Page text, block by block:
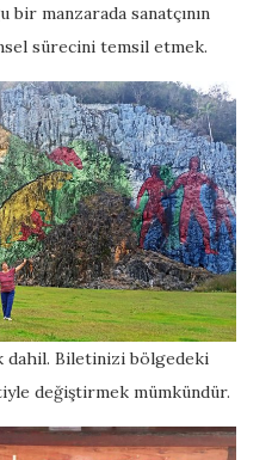
manzarada sanatçının
sürecini temsil etmek.
dahil. Biletinizi bölgedeki
değiştirmek mümkündür.